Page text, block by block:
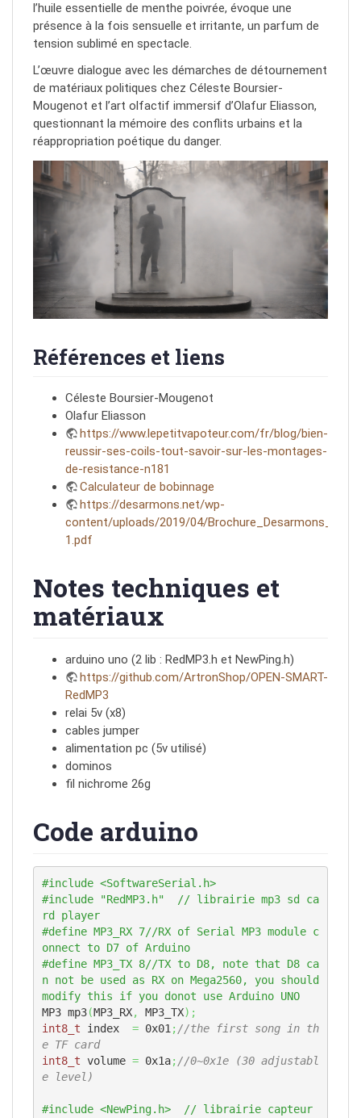
l’huile essentielle de menthe poivrée, évoque une
présence à la fois sensuelle et irritante, un parfum de
tension sublimé en spectacle.
L’œuvre dialogue avec les démarches de détournement
de matériaux politiques chez Céleste Boursier-
Mougenot et l’art olfactif immersif d’Olafur Eliasson,
questionnant la mémoire des conflits urbains et la
réappropriation poétique du danger.
Références et liens
Céleste Boursier-Mougenot
Olafur Eliasson
https://www.lepetitvapoteur.com/fr/blog/bien-
reussir-ses-coils-tout-savoir-sur-les-montages-
de-resistance-n181
Calculateur de bobinnage
https://desarmons.net/wp-
content/uploads/2019/04/
1.pdf
Notes techniques et
matériaux
arduino uno (2 lib : RedMP3.h et NewPing.h)
https://github.com/ArtronShop/OPEN-SMART-
RedMP3
relai 5v (x8)
cables jumper
alimentation pc (5v utilisé)
dominos
fil nichrome 26g
Code arduino
#include <SoftwareSerial.h>
#include "RedMP3.h"  // librairie mp3 sd ca
rd player
#define MP3_RX 7//RX of Serial MP3 module c
onnect to D7 of Arduino
#define MP3_TX 8//TX to D8, note that D8 ca
n not be used as RX on Mega2560, you should
modify this if you donot use Arduino UNO
MP3 mp3(MP3_RX, MP3_TX) ;
int8_t index = 0x01; //the first song in th
e TF card
int8_t volume = 0x1a; //0~0x1e (30 adjustabl
e level)
#include <NewPing.h>  // librairie capteur